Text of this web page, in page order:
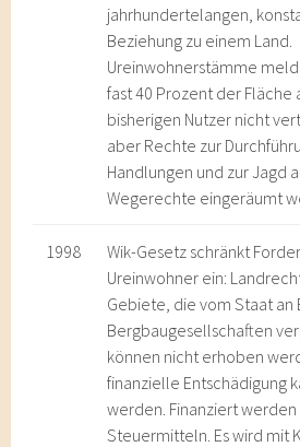
jahrhundertelangen,
Beziehung zu einem Land.
Ureinwohnerstämme
fast 40 Prozent der Fläche
bisherigen Nutzer nicht
aber Rechte zur
Handlungen und zur Jagd
Wegerechte eingeräumt
1998
Wik-Gesetz schränkt
Ureinwohner ein:
Gebiete, die vom Staat an
Bergbaugesellschaften
können nicht erhoben
finanzielle Entschädigung
werden. Finanziert werden
Steuermitteln. Es wird mit